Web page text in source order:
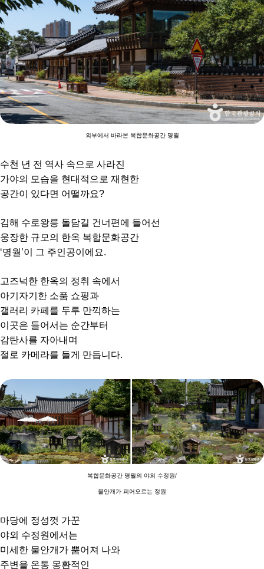
외부에서 바라본 복합문화공간 명월
수천 년 전 역사 속으로 사라진
가야의 모습을 현대적으로 재현한
공간이 있다면 어떨까요?
김해 수로왕릉 돌담길 건너편에 들어선
웅장한 규모의 한옥 복합문화공간
‘명월’이 그 주인공이에요.
고즈넉한 한옥의 정취 속에서
아기자기한 소품 쇼핑과
갤러리 카페를 두루 만끽하는
이곳은 들어서는 순간부터
감탄사를 자아내며
절로 카메라를 들게 만듭니다.
복합문화공간 명월의 야외 수정원/
물안개가 피어오르는 정원
마당에 정성껏 가꾼
야외 수정원에서는
미세한 물안개가 뿜어져 나와
주변을 온통 몽환적인